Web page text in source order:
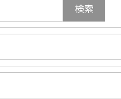
検索